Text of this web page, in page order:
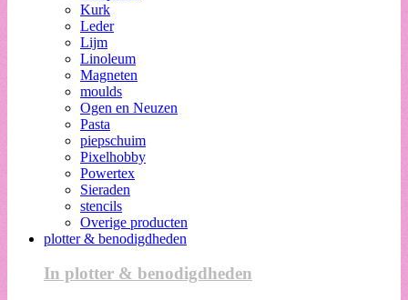
Kurk
Leder
Lijm
Linoleum
Magneten
moulds
Ogen en Neuzen
Pasta
piepschuim
Pixelhobby
Powertex
Sieraden
stencils
Overige producten
plotter & benodigdheden
In plotter & benodigdheden